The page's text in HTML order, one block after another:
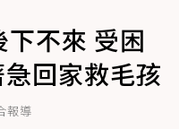
不來 受困
回家救毛孩
報導